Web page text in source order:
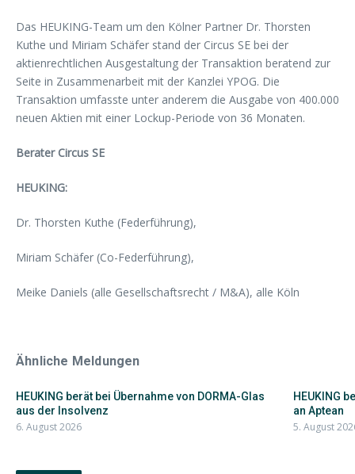
Das HEUKING-Team um den Kölner Partner Dr. Thorsten
Kuthe und Miriam Schäfer stand der Circus SE bei der
aktienrechtlichen Ausgestaltung der Transaktion beratend zur
Seite in Zusammenarbeit mit der Kanzlei YPOG. Die
Transaktion umfasste unter anderem die Ausgabe von 400.000
neuen Aktien mit einer Lockup-Periode von 36 Monaten.
Berater Circus SE
HEUKING:
Dr. Thorsten Kuthe (Federführung),
Miriam Schäfer (Co-Federführung),
Meike Daniels (alle Gesellschaftsrecht / M&A), alle Köln
Ähnliche Meldungen
HEUKING berät bei Übernahme von DORMA-Glas
aus der Insolvenz
6. August 2026
HEUKING
an Aptean
5. August